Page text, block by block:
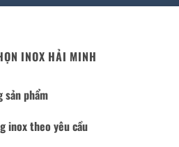
INOX HẢI MINH
sản phẩm
inox theo yêu cầu